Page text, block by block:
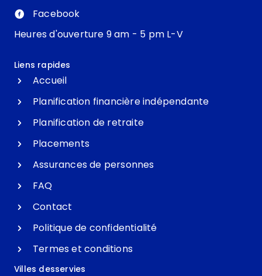
Facebook
Heures d'ouverture 9 am - 5 pm L-V
Liens rapides
Accueil
Planification financière indépendante
Planification de retraite
Placements
Assurances de personnes
FAQ
Contact
Politique de confidentialité
Termes et conditions
Villes desservies